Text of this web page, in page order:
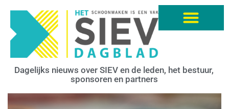
Dagelijks nieuws over SIEV en de leden, het bestuur,
sponsoren en partners